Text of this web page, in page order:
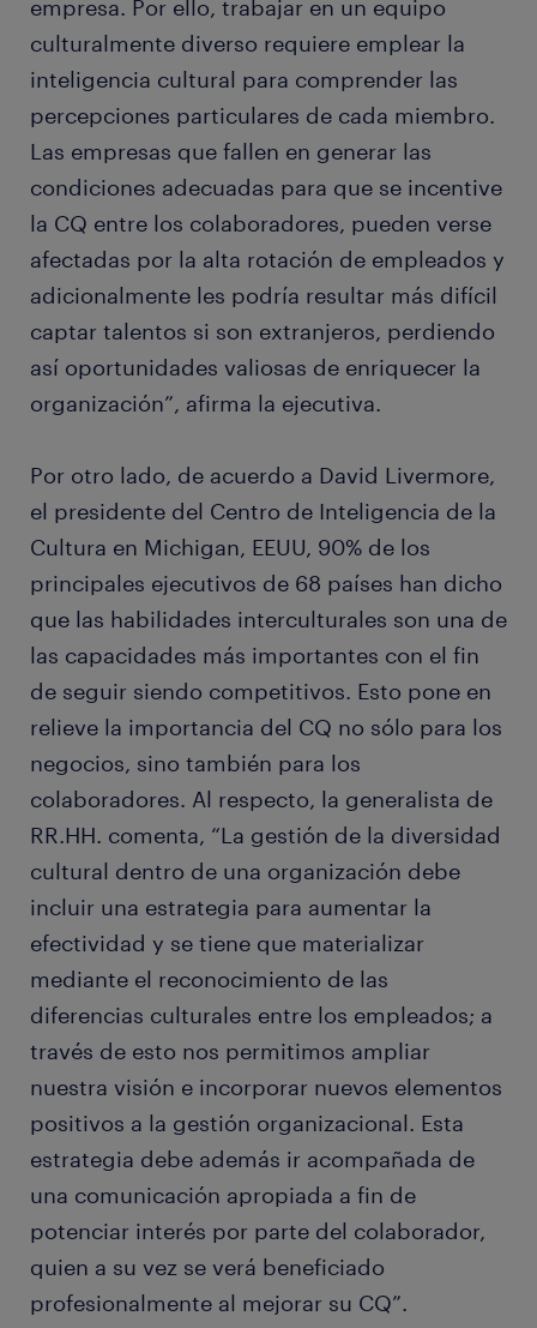
empresa. Por ello, trabajar en un equipo
culturalmente diverso requiere emplear la
inteligencia cultural para comprender las
percepciones particulares de cada miembro.
Las empresas que fallen en generar las
condiciones adecuadas para que se incentive
la CQ entre los colaboradores, pueden verse
afectadas por la alta rotación de empleados y
adicionalmente les podría resultar más difícil
captar talentos si son extranjeros, perdiendo
así oportunidades valiosas de enriquecer la
organización”, afirma la ejecutiva.
Por otro lado, de acuerdo a David Livermore,
el presidente del Centro de Inteligencia de la
Cultura en Michigan, EEUU, 90% de los
principales ejecutivos de 68 países han dicho
que las habilidades interculturales son una de
las capacidades más importantes con el fin
de seguir siendo competitivos. Esto pone en
relieve la importancia del CQ no sólo para los
negocios, sino también para los
colaboradores. Al respecto, la generalista de
RR.HH. comenta, “La gestión de la diversidad
cultural dentro de una organización debe
incluir una estrategia para aumentar la
efectividad y se tiene que materializar
mediante el reconocimiento de las
diferencias culturales entre los empleados; a
través de esto nos permitimos ampliar
nuestra visión e incorporar nuevos elementos
positivos a la gestión organizacional. Esta
estrategia debe además ir acompañada de
una comunicación apropiada a fin de
potenciar interés por parte del colaborador,
quien a su vez se verá beneficiado
profesionalmente al mejorar su CQ”.